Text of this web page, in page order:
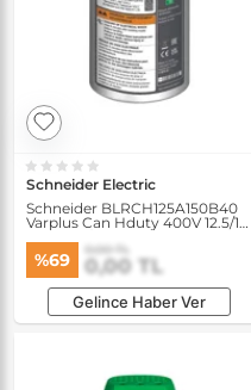
Schneider Electric
Schneider BLRCH125A150B40
Varplus Can Hduty 400V 12.5/15
%69 0,00 TL
0,00 TL
Gelince Haber Ver